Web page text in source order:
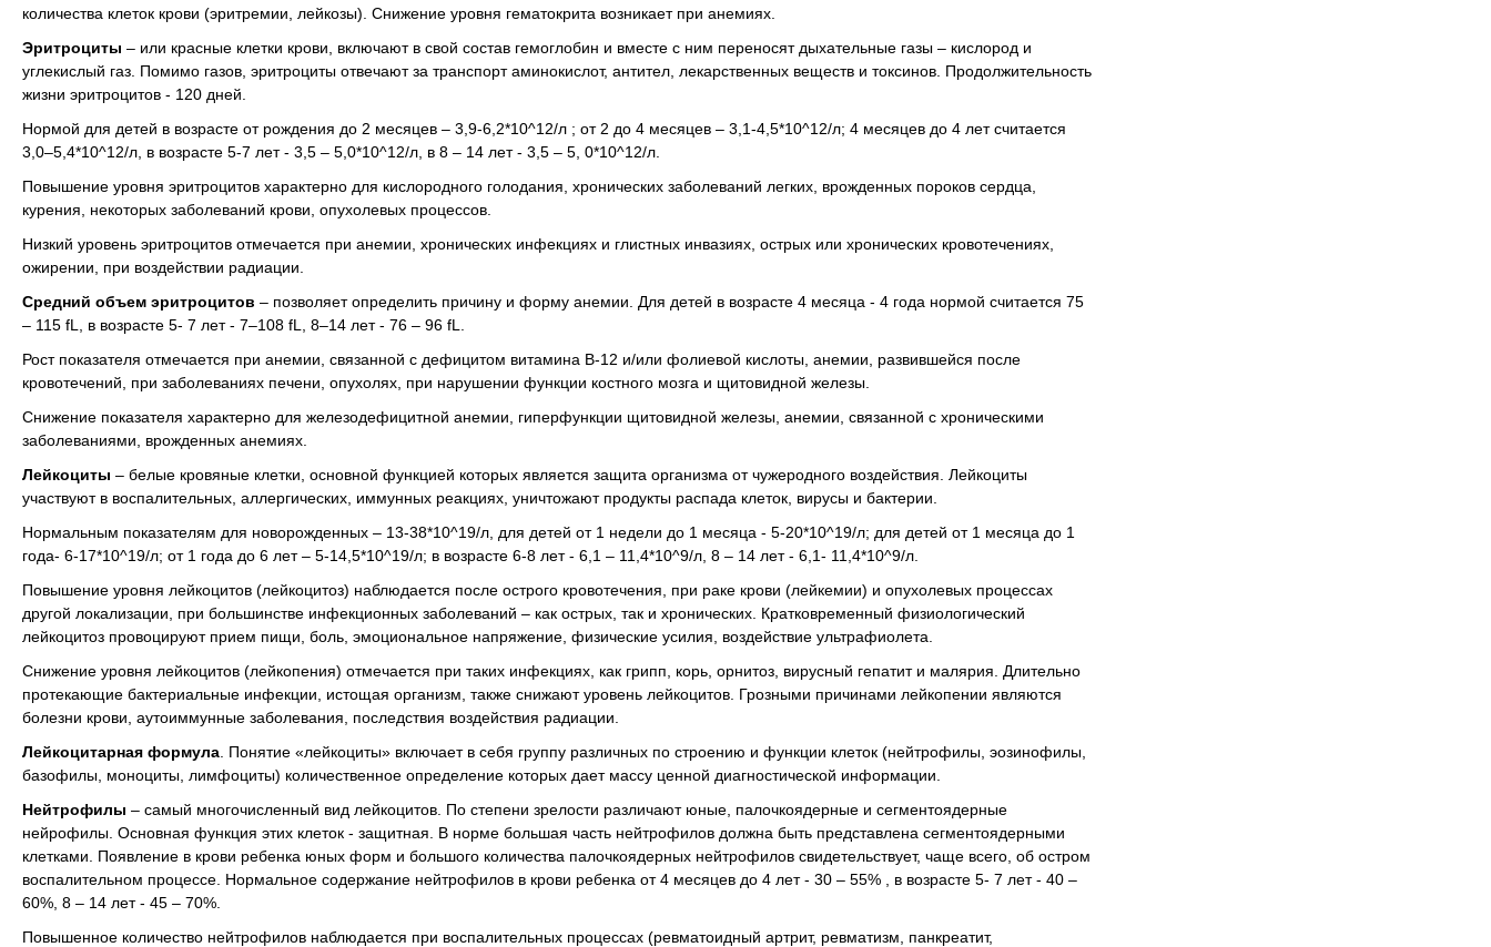
количества клеток крови (эритремии, лейкозы). Снижение уровня гематокрита возникает при анемиях.
Эритроциты – или красные клетки крови, включают в свой состав гемоглобин и вместе с ним переносят дыхательные газы – кислород и
углекислый газ. Помимо газов, эритроциты отвечают за транспорт аминокислот, антител, лекарственных веществ и токсинов. Продолжительность
жизни эритроцитов - 120 дней.
Нормой для детей в возрасте от рождения до 2 месяцев – 3,9-6,2*10^12/л ; от 2 до 4 месяцев – 3,1-4,5*10^12/л; 4 месяцев до 4 лет считается
3,0–5,4*10^12/л, в возрасте 5-7 лет - 3,5 – 5,0*10^12/л, в 8 – 14 лет - 3,5 – 5, 0*10^12/л.
Повышение уровня эритроцитов характерно для кислородного голодания, хронических заболеваний легких, врожденных пороков сердца,
курения, некоторых заболеваний крови, опухолевых процессов.
Низкий уровень эритроцитов отмечается при анемии, хронических инфекциях и глистных инвазиях, острых или хронических кровотечениях,
ожирении, при воздействии радиации.
Средний объем эритроцитов – позволяет определить причину и форму анемии. Для детей в возрасте 4 месяца - 4 года нормой считается 75
– 115 fL, в возрасте 5- 7 лет - 7–108 fL, 8–14 лет - 76 – 96 fL.
Рост показателя отмечается при анемии, связанной с дефицитом витамина В-12 и/или фолиевой кислоты, анемии, развившейся после
кровотечений, при заболеваниях печени, опухолях, при нарушении функции костного мозга и щитовидной железы.
Снижение показателя характерно для железодефицитной анемии, гиперфункции щитовидной железы, анемии, связанной с хроническими
заболеваниями, врожденных анемиях.
Лейкоциты – белые кровяные клетки, основной функцией которых является защита организма от чужеродного воздействия. Лейкоциты
участвуют в воспалительных, аллергических, иммунных реакциях, уничтожают продукты распада клеток, вирусы и бактерии.
Нормальным показателям для новорожденных – 13-38*10^19/л, для детей от 1 недели до 1 месяца - 5-20*10^19/л; для детей от 1 месяца до 1
года- 6-17*10^19/л; от 1 года до 6 лет – 5-14,5*10^19/л; в возрасте 6-8 лет - 6,1 – 11,4*10^9/л, 8 – 14 лет - 6,1- 11,4*10^9/л.
Повышение уровня лейкоцитов (лейкоцитоз) наблюдается после острого кровотечения, при раке крови (лейкемии) и опухолевых процессах
другой локализации, при большинстве инфекционных заболеваний – как острых, так и хронических. Кратковременный физиологический
лейкоцитоз провоцируют прием пищи, боль, эмоциональное напряжение, физические усилия, воздействие ультрафиолета.
Снижение уровня лейкоцитов (лейкопения) отмечается при таких инфекциях, как грипп, корь, орнитоз, вирусный гепатит и малярия. Длительно
протекающие бактериальные инфекции, истощая организм, также снижают уровень лейкоцитов. Грозными причинами лейкопении являются
болезни крови, аутоиммунные заболевания, последствия воздействия радиации.
Лейкоцитарная формула . Понятие «лейкоциты» включает в себя группу различных по строению и функции клеток (нейтрофилы, эозинофилы,
базофилы, моноциты, лимфоциты) количественное определение которых дает массу ценной диагностической информации.
Нейтрофилы – самый многочисленный вид лейкоцитов. По степени зрелости различают юные, палочкоядерные и сегментоядерные
нейрофилы. Основная функция этих клеток - защитная. В норме большая часть нейтрофилов должна быть представлена сегментоядерными
клетками. Появление в крови ребенка юных форм и большого количества палочкоядерных нейтрофилов свидетельствует, чаще всего, об остром
воспалительном процессе. Нормальное содержание нейтрофилов в крови ребенка от 4 месяцев до 4 лет - 30 – 55% , в возрасте 5- 7 лет - 40 –
60%, 8 – 14 лет - 45 – 70%.
Повышенное количество нейтрофилов наблюдается при воспалительных процессах (ревматоидный артрит, ревматизм, панкреатит,